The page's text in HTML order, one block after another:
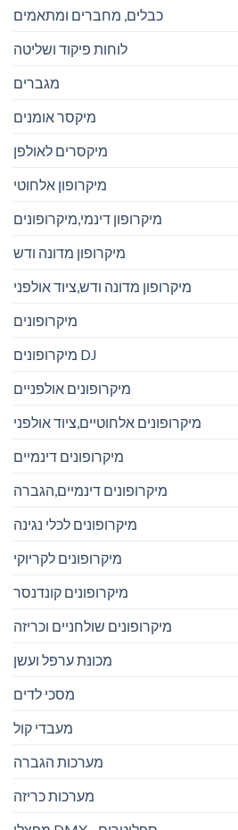
כבלים, מחברים ומתאמים
לוחות פיקוד ושליטה
מגברים
מיקסר אומנים
מיקסרים לאולפן
מיקרופון אלחוטי
מיקרופון דינמי,מיקרופונים
מיקרופון מדונה ודש
מיקרופון מדונה ודש,ציוד אולפני
מיקרופונים
מיקרופונים DJ
מיקרופונים אולפניים
מיקרופונים אלחוטיים,ציוד אולפני
מיקרופונים דינמיים
מיקרופונים דינמיים,הגברה
מיקרופונים לכלי נגינה
מיקרופונים לקריוקי
מיקרופונים קונדנסר
מיקרופונים שולחניים וכריזה
מכונת ערפל ועשן
מסכי לדים
מעבדי קול
מערכות הגברה
מערכות כריזה